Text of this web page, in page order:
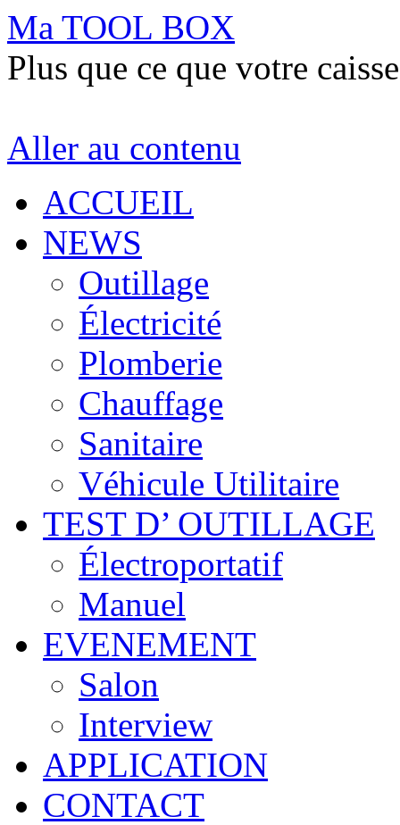
Ma TOOL BOX
Plus que ce que votre
Aller au contenu
ACCUEIL
NEWS
Outillage
Électricité
Plomberie
Chauffage
Sanitaire
Véhicule Utilitaire
TEST D’ OUTILLAGE
Électroportatif
Manuel
EVENEMENT
Salon
Interview
APPLICATION
CONTACT